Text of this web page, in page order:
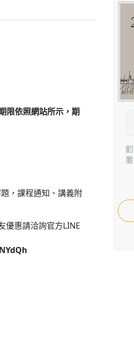
限依照網站所示，期
，課程通知、講義附
優惠請洽詢官方LINE